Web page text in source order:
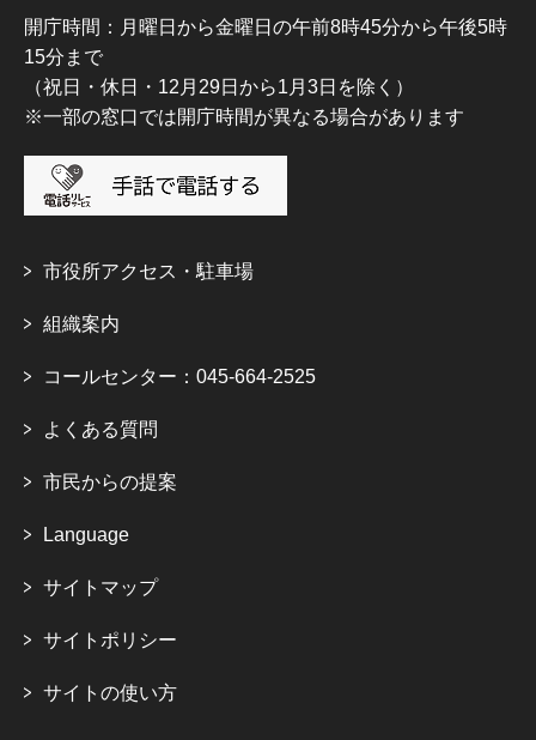
開庁時間：月曜日から金曜日の午前8時45分から午後5時
15分まで
（祝日・休日・12月29日から1月3日を除く）
※一部の窓口では開庁時間が異なる場合があります
市役所アクセス・駐車場
組織案内
コールセンター：045-664-2525
よくある質問
市民からの提案
Language
サイトマップ
サイトポリシー
サイトの使い方